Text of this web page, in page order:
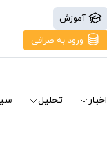
آموزش
ورود به صرافی
اخبار تحلیل